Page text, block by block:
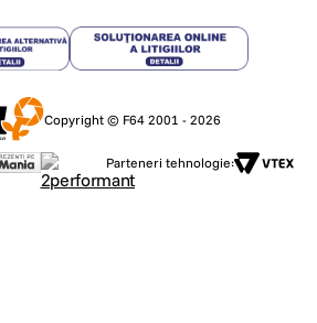
Copyright © F64 2001 - 2026
Parteneri tehnologie: